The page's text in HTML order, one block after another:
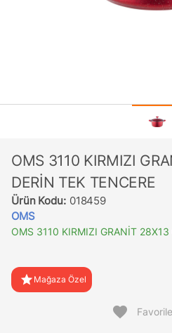
OMS 3110 KIRMIZI
DERİN TEK TENCERE
Ürün Kodu: 018459
OMS
OMS 3110 KIRMIZI GRANİT 28X13
star Mağaza Özel
favorite